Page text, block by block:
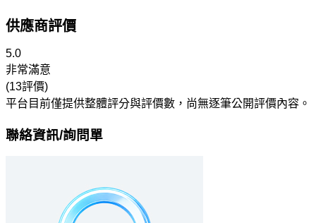
供應商評價
5.0
非常滿意
(13評價)
平台目前僅提供整體評分與評價數，尚無逐筆公開評價內容。
聯絡資訊/詢問單